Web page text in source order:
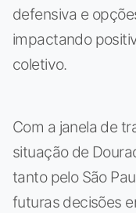
defensiva e
impactando
coletivo.
Com a janela de
situação de
tanto pelo São
futuras decisões